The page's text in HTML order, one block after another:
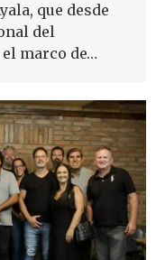
que desde
del
marco de…